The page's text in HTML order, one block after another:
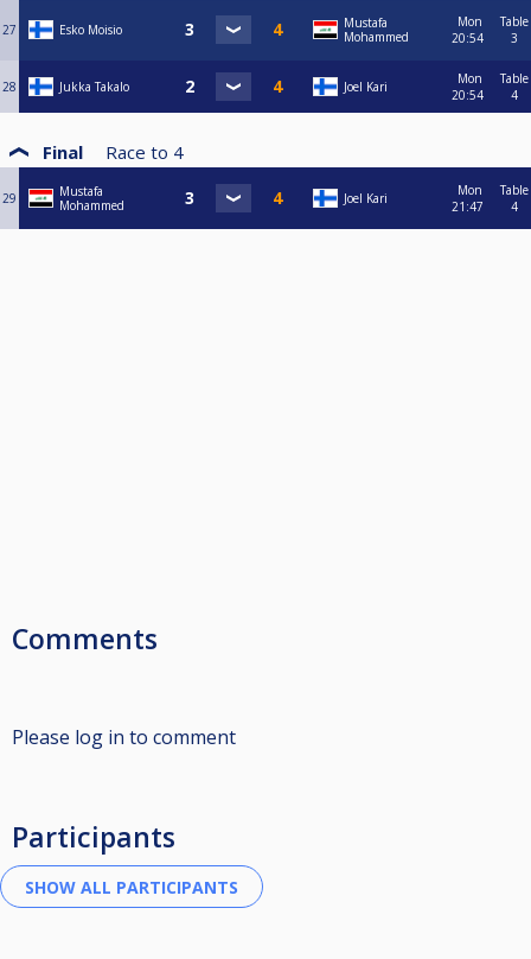
27 Esko Moisio
Mustafa
Mohammed
Mon
20:54
Table
3
28 Jukka Takalo Joel Kari
Mon
20:54
Table
4
Final Race to 4
29
Mustafa
Mohammed
Joel Kari
Mon
21:47
Table
4
Comments
Please log in to comment
Participants